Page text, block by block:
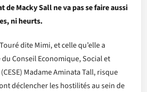
de Macky Sall ne va pas se faire aussi
ni heurts.
dite Mimi, et celle qu’elle a
Conseil Economique, Social et
Madame Aminata Tall, risque
déclencher les hostilités au sein de